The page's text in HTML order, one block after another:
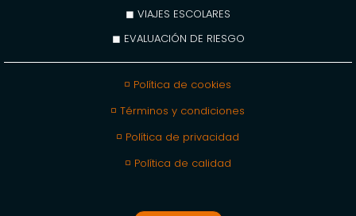
◼ VIAJES ESCOLARES
◼ EVALUACIÓN DE RIESGO
◽ Política de cookies
◽ Términos y condiciones
◽ Política de privacidad
◽ Política de calidad